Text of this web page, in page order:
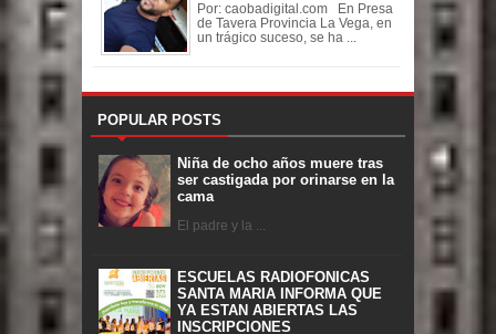
Por: caobadigital.com En Presa
de Tavera Provincia La Vega, en
un trágico suceso, se ha ...
POPULAR POSTS
Niña de ocho años muere tras
ser castigada por orinarse en la
cama
El padre y la ...
ESCUELAS RADIOFONICAS
SANTA MARIA INFORMA QUE
YA ESTAN ABIERTAS LAS
INSCRIPCIONES